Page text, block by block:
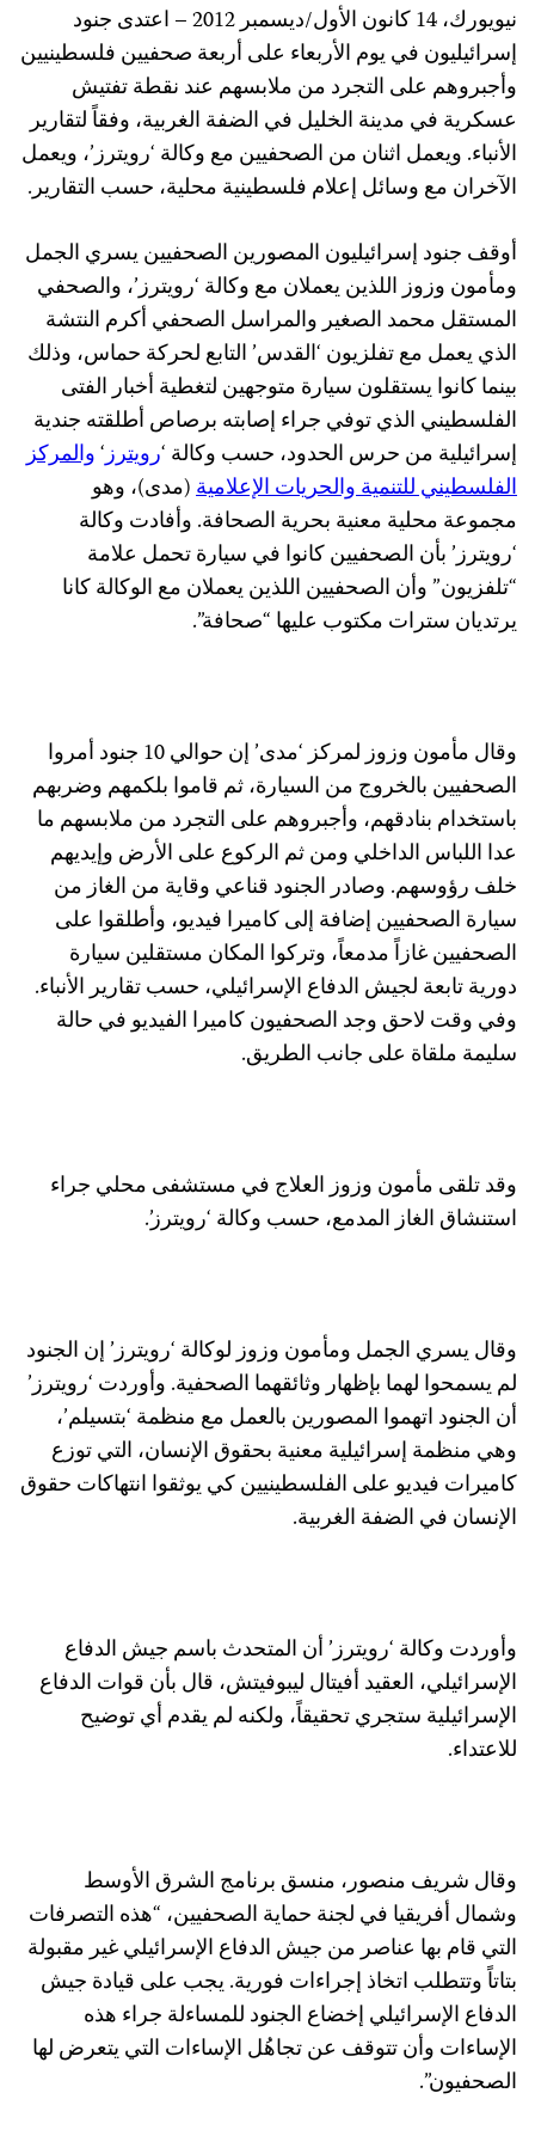
نيويورك، 14 كانون الأول/ديسمبر 2012 – اعتدى جنود
إسرائيليون في يوم الأربعاء على أربعة صحفيين فلسطينيين
وأجبروهم على التجرد من ملابسهم عند نقطة تفتيش
عسكرية في مدينة الخليل في الضفة الغربية، وفقاً لتقارير
الأنباء. ويعمل اثنان من الصحفيين مع وكالة ‘رويترز’، ويعمل
الآخران مع وسائل إعلام فلسطينية محلية، حسب التقارير.
أوقف جنود إسرائيليون المصورين الصحفيين يسري الجمل
ومأمون وزوز اللذين يعملان مع وكالة ‘رويترز’، والصحفي
المستقل محمد الصغير والمراسل الصحفي أكرم النتشة
الذي يعمل مع تفلزيون ‘القدس’ التابع لحركة حماس، وذلك
بينما كانوا يستقلون سيارة متوجهين لتغطية أخبار الفتى
الفلسطيني الذي توفي جراء إصابته برصاص أطلقته جندية
إسرائيلية من حرس الحدود، حسب وكالة ‘رويترز‘والمركز
الفلسطيني للتنمية والحريات الإعلامية(مدى)، وهو
مجموعة محلية معنية بحرية الصحافة. وأفادت وكالة
‘رويترز’ بأن الصحفيين كانوا في سيارة تحمل علامة
“تلفزيون” وأن الصحفيين اللذين يعملان مع الوكالة كانا
يرتديان سترات مكتوب عليها “صحافة”.
وقال مأمون وزوز لمركز ‘مدى’ إن حوالي 10 جنود أمروا
الصحفيين بالخروج من السيارة، ثم قاموا بلكمهم وضربهم
باستخدام بنادقهم، وأجبروهم على التجرد من ملابسهم ما
عدا اللباس الداخلي ومن ثم الركوع على الأرض وإيديهم
خلف رؤوسهم. وصادر الجنود قناعي وقاية من الغاز من
سيارة الصحفيين إضافة إلى كاميرا فيديو، وأطلقوا على
الصحفيين غازاً مدمعاً، وتركوا المكان مستقلين سيارة
دورية تابعة لجيش الدفاع الإسرائيلي، حسب تقارير الأنباء.
وفي وقت لاحق وجد الصحفيون كاميرا الفيديو في حالة
سليمة ملقاة على جانب الطريق.
وقد تلقى مأمون وزوز العلاج في مستشفى محلي جراء
استنشاق الغاز المدمع، حسب وكالة ‘رويترز’.
وقال يسري الجمل ومأمون وزوز لوكالة ‘رويترز’ إن الجنود
لم يسمحوا لهما بإظهار وثائقهما الصحفية. وأوردت ‘رويترز’
أن الجنود اتهموا المصورين بالعمل مع منظمة ‘بتسيلم’،
وهي منظمة إسرائيلية معنية بحقوق الإنسان، التي توزع
كاميرات فيديو على الفلسطينيين كي يوثقوا انتهاكات حقوق
الإنسان في الضفة الغربية.
وأوردت وكالة ‘رويترز’ أن المتحدث باسم جيش الدفاع
الإسرائيلي، العقيد أفيتال ليبوفيتش، قال بأن قوات الدفاع
الإسرائيلية ستجري تحقيقاً، ولكنه لم يقدم أي توضيح
للاعتداء.
وقال شريف منصور، منسق برنامج الشرق الأوسط
وشمال أفريقيا في لجنة حماية الصحفيين، “هذه التصرفات
التي قام بها عناصر من جيش الدفاع الإسرائيلي غير مقبولة
بتاتاً وتتطلب اتخاذ إجراءات فورية. يجب على قيادة جيش
الدفاع الإسرائيلي إخضاع الجنود للمساءلة جراء هذه
الإساءات وأن تتوقف عن تجاهُل الإساءات التي يتعرض لها
الصحفيون”.